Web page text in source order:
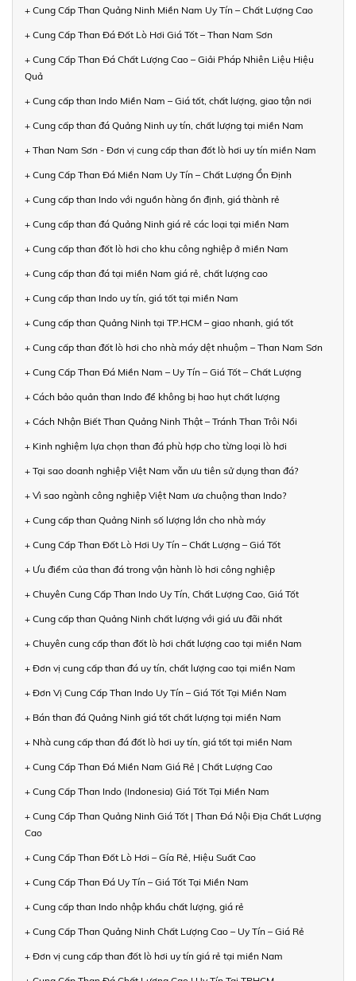
+ Cung Cấp Than Quảng Ninh Miền Nam Uy Tín – Chất Lượng Cao
+ Cung Cấp Than Đá Đốt Lò Hơi Giá Tốt – Than Nam Sơn
+ Cung Cấp Than Đá Chất Lượng Cao – Giải Pháp Nhiên Liệu Hiệu
Quả
+ Cung cấp than Indo Miền Nam – Giá tốt, chất lượng, giao tận nơi
+ Cung cấp than đá Quảng Ninh uy tín, chất lượng tại miền Nam
+ Than Nam Sơn - Đơn vị cung cấp than đốt lò hơi uy tín miền Nam
+ Cung Cấp Than Đá Miền Nam Uy Tín – Chất Lượng Ổn Định
+ Cung cấp than Indo với nguồn hàng ổn định, giá thành rẻ
+ Cung cấp than đá Quảng Ninh giá rẻ các loại tại miền Nam
+ Cung cấp than đốt lò hơi cho khu công nghiệp ở miền Nam
+ Cung cấp than đá tại miền Nam giá rẻ, chất lượng cao
+ Cung cấp than Indo uy tín, giá tốt tại miền Nam
+ Cung cấp than Quảng Ninh tại TP.HCM – giao nhanh, giá tốt
+ Cung cấp than đốt lò hơi cho nhà máy dệt nhuộm – Than Nam Sơn
+ Cung Cấp Than Đá Miền Nam – Uy Tín – Giá Tốt – Chất Lượng
+ Cách bảo quản than Indo để không bị hao hụt chất lượng
+ Cách Nhận Biết Than Quảng Ninh Thật – Tránh Than Trôi Nổi
+ Kinh nghiệm lựa chọn than đá phù hợp cho từng loại lò hơi
+ Tại sao doanh nghiệp Việt Nam vẫn ưu tiên sử dụng than đá?
+ Vì sao ngành công nghiệp Việt Nam ưa chuộng than Indo?
+ Cung cấp than Quảng Ninh số lượng lớn cho nhà máy
+ Cung Cấp Than Đốt Lò Hơi Uy Tín – Chất Lượng – Giá Tốt
+ Ưu điểm của than đá trong vận hành lò hơi công nghiệp
+ Chuyên Cung Cấp Than Indo Uy Tín, Chất Lượng Cao, Giá Tốt
+ Cung cấp than Quảng Ninh chất lượng với giá ưu đãi nhất
+ Chuyên cung cấp than đốt lò hơi chất lượng cao tại miền Nam
+ Đơn vị cung cấp than đá uy tín, chất lượng cao tại miền Nam
+ Đơn Vị Cung Cấp Than Indo Uy Tín – Giá Tốt Tại Miền Nam
+ Bán than đá Quảng Ninh giá tốt chất lượng tại miền Nam
+ Nhà cung cấp than đá đốt lò hơi uy tín, giá tốt tại miền Nam
+ Cung Cấp Than Đá Miền Nam Giá Rẻ | Chất Lượng Cao
+ Cung Cấp Than Indo (Indonesia) Giá Tốt Tại Miền Nam
+ Cung Cấp Than Quảng Ninh Giá Tốt | Than Đá Nội Địa Chất Lượng
Cao
+ Cung Cấp Than Đốt Lò Hơi – Gía Rẻ, Hiệu Suất Cao
+ Cung Cấp Than Đá Uy Tín – Giá Tốt Tại Miền Nam
+ Cung cấp than Indo nhập khẩu chất lượng, giá rẻ
+ Cung Cấp Than Quảng Ninh Chất Lượng Cao – Uy Tín – Giá Rẻ
+ Đơn vị cung cấp than đốt lò hơi uy tín giá rẻ tại miền Nam